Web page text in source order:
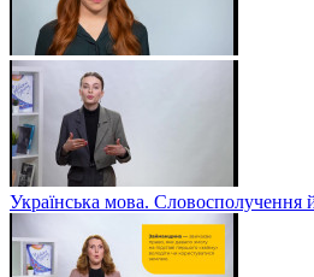
Українська мова. Словосполучення